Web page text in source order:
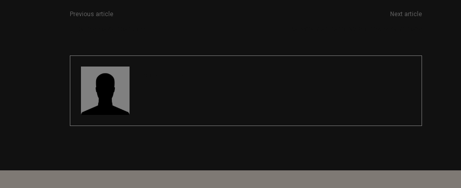
Previous article Next article